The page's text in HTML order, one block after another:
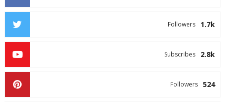
1.7k
Followers
2.8k
Subscribes
524
Followers